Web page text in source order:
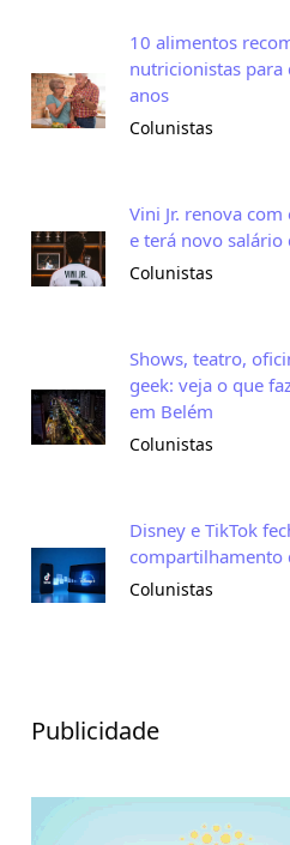
10 alimentos
nutricionistas para
anos
Colunistas
Vini Jr. renova
e terá novo
Colunistas
Shows, teatro,
geek: veja o que
em Belém
Colunistas
Disney e TikTok
compartilhamento
Colunistas
Publicidade